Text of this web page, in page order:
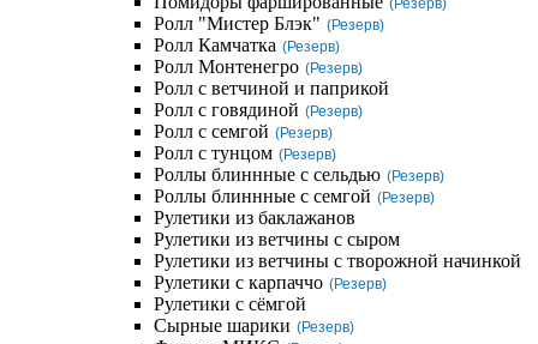
(Резерв)
Ролл "Мистер Блэк" (Резерв)
Ролл Камчатка (Резерв)
Ролл Монтенегро (Резерв)
Ролл с ветчиной и паприкой
Ролл с говядиной (Резерв)
Ролл с семгой (Резерв)
Ролл с тунцом (Резерв)
Роллы блиннные с сельдью (Резерв)
Роллы блиннные с семгой (Резерв)
Рулетики из баклажанов
Рулетики из ветчины с сыром
Рулетики из ветчины с творожной начинкой
Рулетики с карпаччо (Резерв)
Рулетики с сёмгой
Сырные шарики (Резерв)